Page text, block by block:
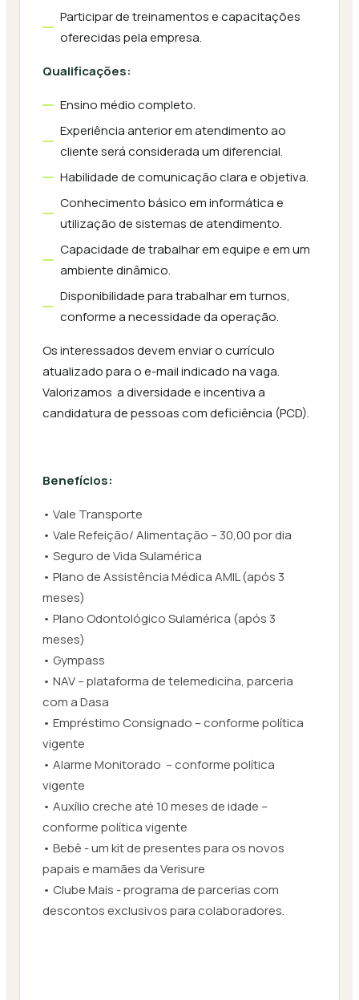
Participar de treinamentos e capacitações
oferecidas pela empresa.
Qualificações:
Ensino médio completo.
Experiência anterior em atendimento ao
cliente será considerada um diferencial.
Habilidade de comunicação clara e objetiva.
Conhecimento básico em informática e
utilização de sistemas de atendimento.
Capacidade de trabalhar em equipe e em um
ambiente dinâmico.
Disponibilidade para trabalhar em turnos,
conforme a necessidade da operação.
Os interessados devem enviar o currículo
atualizado para o e-mail indicado na vaga.
Valorizamos a diversidade e incentiva a
candidatura de pessoas com deficiência (PCD).
Benefícios:
• Vale Transporte
• Vale Refeição/ Alimentação – 30,00 por dia
• Seguro de Vida Sulamérica
• Plano de Assistência Médica AMIL (após 3
meses)
• Plano Odontológico Sulamérica (após 3
meses)
• Gympass
• NAV – plataforma de telemedicina, parceria
com a Dasa
• Empréstimo Consignado – conforme política
vigente
• Alarme Monitorado – conforme política
vigente
• Auxílio creche até 10 meses de idade –
conforme política vigente
• Bebê - um kit de presentes para os novos
papais e mamães da Verisure
• Clube Mais - programa de parcerias com
descontos exclusivos para colaboradores.